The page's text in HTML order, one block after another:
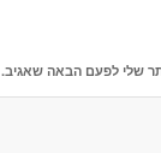
שלי לפעם הבאה שאגיב.